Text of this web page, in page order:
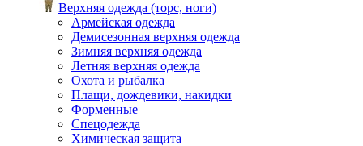
Верхняя одежда (торс, ноги)
Армейская одежда
Демисезонная верхняя одежда
Зимняя верхняя одежда
Летняя верхняя одежда
Охота и рыбалка
Плащи, дождевики, накидки
Форменные
Спецодежда
Химическая защита